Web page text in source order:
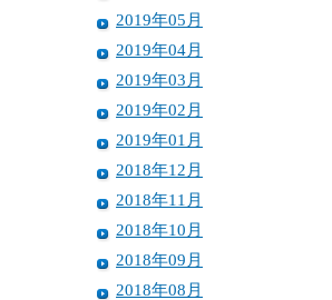
2019年05月
2019年04月
2019年03月
2019年02月
2019年01月
2018年12月
2018年11月
2018年10月
2018年09月
2018年08月